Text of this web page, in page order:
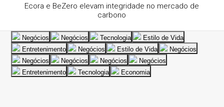
Ecora e BeZero elevam integridade no mercado de
carbono
Negócios Negócios Tecnologia
Estilo de Vida
Entretenimento
Negócios Estilo de Vida
Negócios
Negócios
Negócios Negócios
Negócios
Entretenimento
Tecnologia Economia